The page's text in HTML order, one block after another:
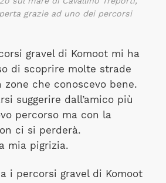
grazie ad uno dei percorsi
gravel di Komoot mi ha
di scoprire molte strade
zone che conoscevo bene.
suggerire dall’amico più
percorso ma con la
ci si perderà.
mia pigrizia.
i percorsi gravel di Komoot